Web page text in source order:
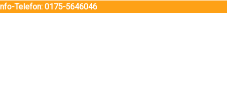
Telefon: 0175-5646046